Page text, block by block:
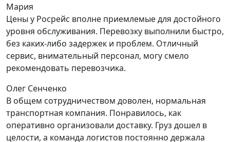
Мария
Цены у Росрейс вполне приемлемые для достойного
уровня обслуживания. Перевозку выполнили быстро,
без каких-либо задержек и проблем. Отличный
сервис, внимательный персонал, могу смело
рекомендовать перевозчика.
Олег Сенченко
В общем сотрудничеством доволен, нормальная
транспортная компания. Понравилось, как
оперативно организовали доставку. Груз дошел в
целости, а команда логистов постоянно держала